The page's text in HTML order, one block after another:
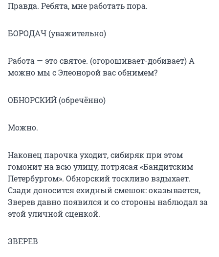
Правда. Ребята, мне работать пора.
БОРОДАЧ (уважительно)
Работа — это святое. (огорошивает-добивает) А
можно мы с Элеонорой вас обнимем?
ОБНОРСКИЙ (обречённо)
Можно.
Наконец парочка уходит, сибиряк при этом
гомонит на всю улицу, потрясая «Бандитским
Петербургом». Обнорский тоскливо вздыхает.
Сзади доносится ехидный смешок: оказывается,
Зверев давно появился и со стороны наблюдал за
этой уличной сценкой.
ЗВЕРЕВ